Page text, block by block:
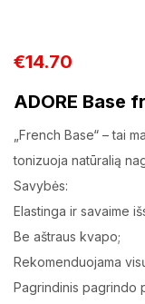
€14.70
ADORE Base
„French Base“ – tai
tonizuoja natūralią
Savybės:
Elastinga ir savaime
Be aštraus kvapo;
Rekomenduojama
Pagrindinis pagrindo